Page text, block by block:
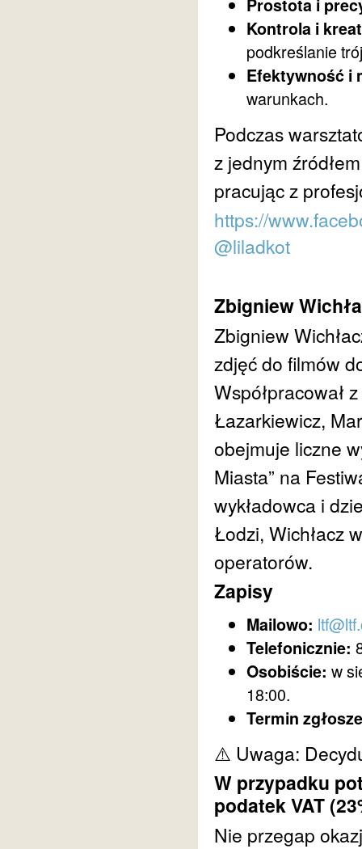
Prostota i
Kontrola i
podkreślanie
Efektywność i
warunkach.
Podczas
z jednym
pracując z
https://
@liladkot
Zbigniew
Zbigniew
zdjęć do filmów
Współpracował
Łazarkiewicz,
obejmuje liczne
Miasta” na
wykładowca i
Łodzi, Wichłacz
operatorów.
Zapisy
Mailowo:
Telefonicznie:
Osobiście: w
18:00.
Termin
⚠️ Uwaga:
W przypadku
podatek VAT
Nie przegap